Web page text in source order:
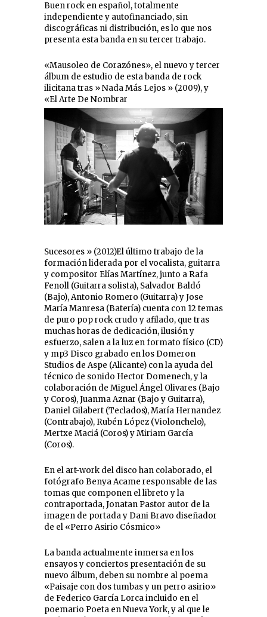
Buen rock en español, totalmente
independiente y autofinanciado, sin
discográficas ni distribución, es lo que nos
presenta esta banda en su tercer trabajo.
«Mausoleo de Corazónes», el nuevo y tercer
álbum de estudio de esta banda de rock
ilicitana tras » Nada Más Lejos » (2009), y
«El Arte De Nombrar
Sucesores » (2012)El último trabajo de la
formación liderada por el vocalista, guitarra
y compositor Elías Martínez, junto a Rafa
Fenoll (Guitarra solista), Salvador Baldó
(Bajo), Antonio Romero (Guitarra) y Jose
María Manresa (Batería) cuenta con 12 temas
de puro pop rock crudo y afilado, que tras
muchas horas de dedicación, ilusión y
esfuerzo, salen a la luz en formato físico (CD)
y mp3 Disco grabado en los Domeron
Studios de Aspe (Alicante) con la ayuda del
técnico de sonido Hector Domenech, y la
colaboración de Miguel Ángel Olivares (Bajo
y Coros), Juanma Aznar (Bajo y Guitarra),
Daniel Gilabert (Teclados), María Hernandez
(Contrabajo), Rubén López (Violonchelo),
Mertxe Maciá (Coros) y Miriam García
(Coros).
En el art-work del disco han colaborado, el
fotógrafo Benya Acame responsable de las
tomas que componen el libreto y la
contraportada, Jonatan Pastor autor de la
imagen de portada y Dani Bravo diseñador
de el «Perro Asirio Cósmico»
La banda actualmente inmersa en los
ensayos y conciertos presentación de su
nuevo álbum, deben su nombre al poema
«Paisaje con dos tumbas y un perro asirio»
de Federico García Lorca incluido en el
poemario Poeta en Nueva York, y al que le